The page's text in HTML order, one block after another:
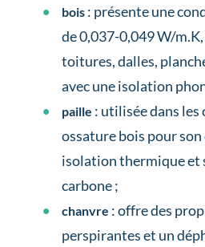
bois: présente une
de 0,037-0,049 W/
toitures, dalles,
avec une isolation
paille : utilisée dans
ossature bois pour
isolation thermique et
carbone ;
chanvre : offre des
perspirantes et un